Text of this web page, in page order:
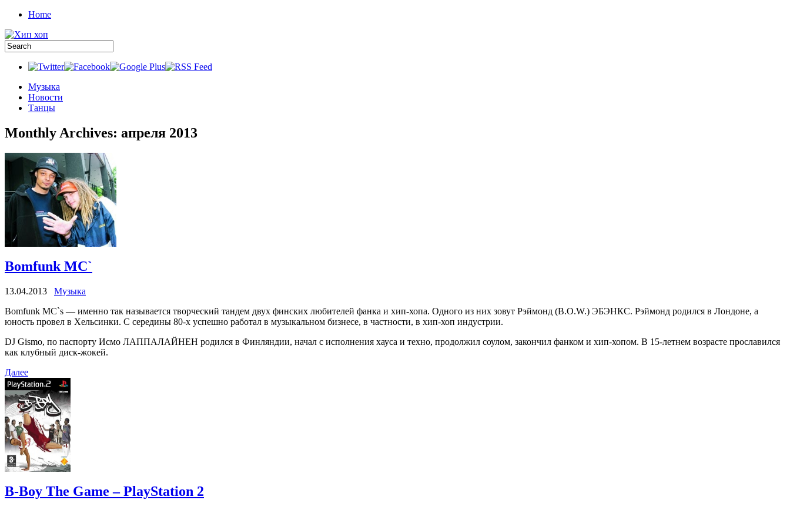
Home
Музыка
Новости
Танцы
Monthly Archives: апреля 2013
Bomfunk MC`
13.04.2013
Музыка
Bomfunk MC`s — именно так называется творческий тандем двух финских любителей фанка и хип-хопа. Одного из них зовут Рэймонд (B.O.W.) ЭБЭНКС. Рэймонд родился в Лондоне, а
юность провел в Хельсинки. С середины 80-х успешно работал в музыкальном бизнесе, в частности, в хип-хоп индустрии.
DJ Gismo, по паспорту Исмо ЛАППАЛАЙНЕН родился в Финляндии, начал с исполнения хауса и техно, продолжил соулом, закончил фанком и хип-хопом. В 15-летнем возрасте прославился
как клубный диск-жокей.
Далее
B-Boy The Game – PlayStation 2